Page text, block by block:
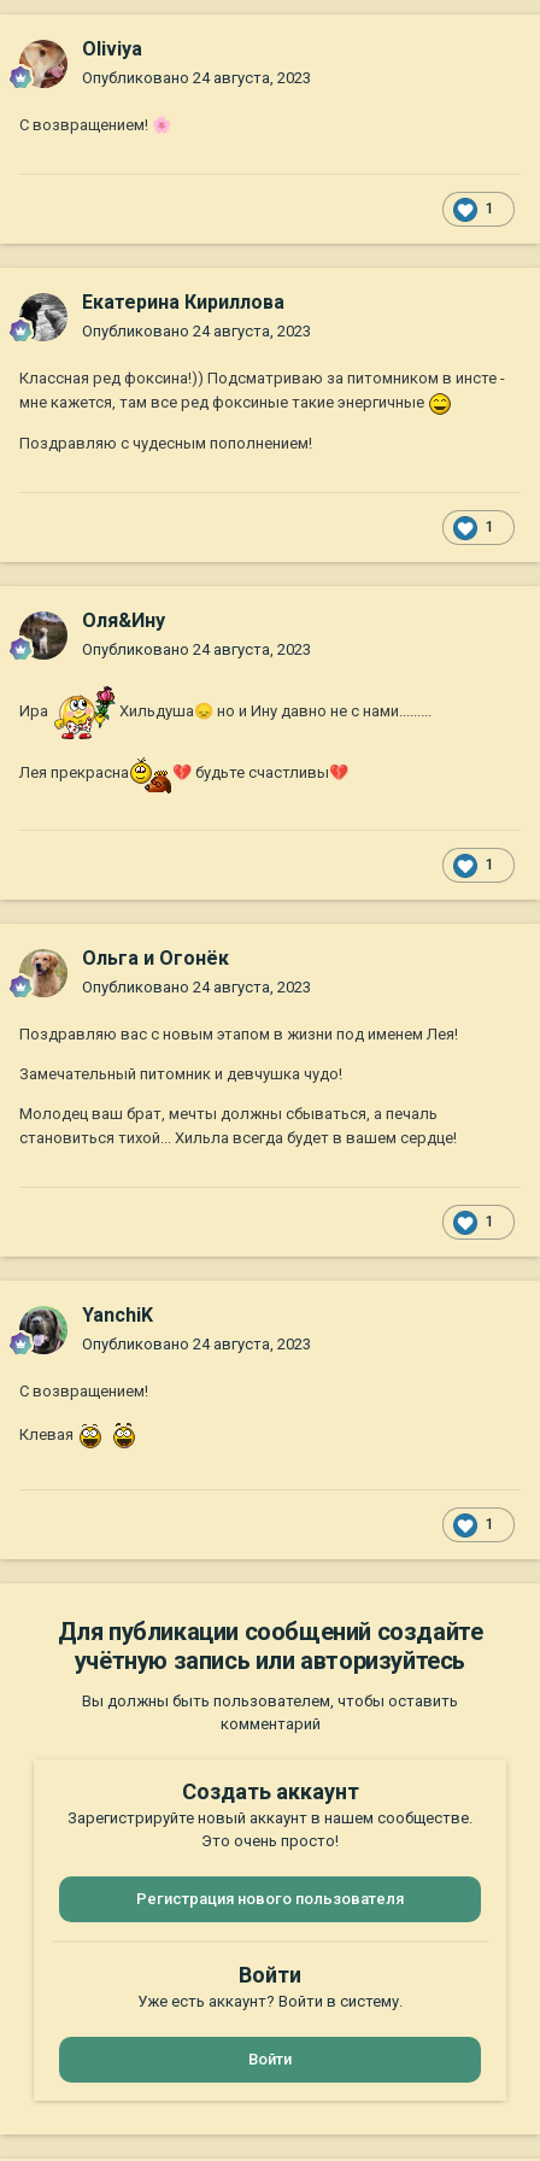
Oliviya
Опубликовано 24 августа, 2023
С возвращением! 🌸
1
Екатерина Кириллова
Опубликовано 24 августа, 2023
Классная ред фоксина!)) Подсматриваю за питомником в инсте -
мне кажется, там все ред фоксиные такие энергичные
Поздравляю с чудесным пополнением!
1
Оля&Ину
Опубликовано 24 августа, 2023
Ира Хильдуша😞 но и Ину давно не с нами.........
Лея прекрасна 💔 будьте счастливы💔
1
Ольга и Огонёк
Опубликовано 24 августа, 2023
Поздравляю вас с новым этапом в жизни под именем Лея!
Замечательный питомник и девчушка чудо!
Молодец ваш брат, мечты должны сбываться, а печаль
становиться тихой... Хильла всегда будет в вашем сердце!
1
YanchiK
Опубликовано 24 августа, 2023
С возвращением!
Клевая
1
Для публикации сообщений создайте
учётную запись или авторизуйтесь
Вы должны быть пользователем, чтобы оставить
комментарий
Создать аккаунт
Зарегистрируйте новый аккаунт в нашем сообществе.
Это очень просто!
Регистрация нового пользователя
Войти
Уже есть аккаунт? Войти в систему.
Войти